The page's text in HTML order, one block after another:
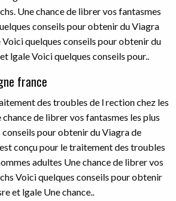
Une chance de librer vos fantasmes
conseils pour obtenir du Viagra
Voici quelques conseils pour obtenir du
lgale Voici quelques conseils pour..
france
des troubles de l rection chez les
de librer vos fantasmes les plus
conseils pour obtenir du Viagra de
conçu pour le traitement des troubles
adultes Une chance de librer vos
Voici quelques conseils pour obtenir
et lgale Une chance..